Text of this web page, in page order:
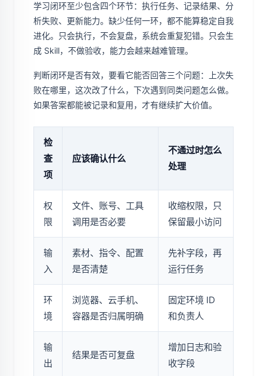
学习闭环至少包含四个环节：执行任务、记录结果、分
析失败、更新能力。缺少任何一环，都不能算稳定自我
进化。只会执行，不会复盘，系统会重复犯错。只会生
成 Skill，不做验收，能力会越来越难管理。
判断闭环是否有效，要看它能否回答三个问题：上次失
败在哪里，这次改了什么，下次遇到同类问题怎么做。
如果答案都能被记录和复用，才有继续扩大价值。
检
查
项
应该确认什么
不通过时怎么
处理
权
限
文件、账号、工具
调用是否必要
收缩权限，只
保留最小访问
输
入
素材、指令、配置
是否清楚
先补字段，再
运行任务
环
境
浏览器、云手机、
容器是否归属明确
固定环境 ID
和负责人
输
出
结果是否可复盘
增加日志和验
收字段